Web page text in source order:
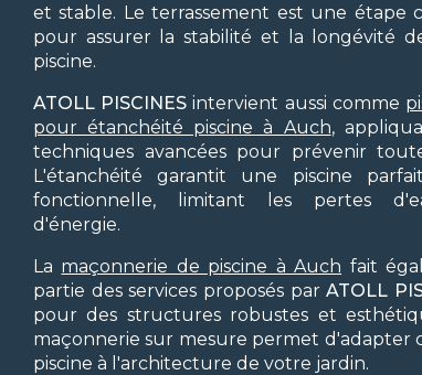
et stable. Le terrassement est une étape
pour assurer la stabilité et la longévité
piscine.
ATOLL PISCINES intervient aussi comme
pour étanchéité piscine à Auch,
techniques avancées pour prévenir
L'étanchéité garantit une piscine
fonctionnelle, limitant les pertes
d'énergie.
La maçonnerie de piscine à Auch fait
partie des services proposés parATOLL
pour des structures robustes et
maçonnerie sur mesure permet d'adapter
piscine à l'architecture de votre jardin.